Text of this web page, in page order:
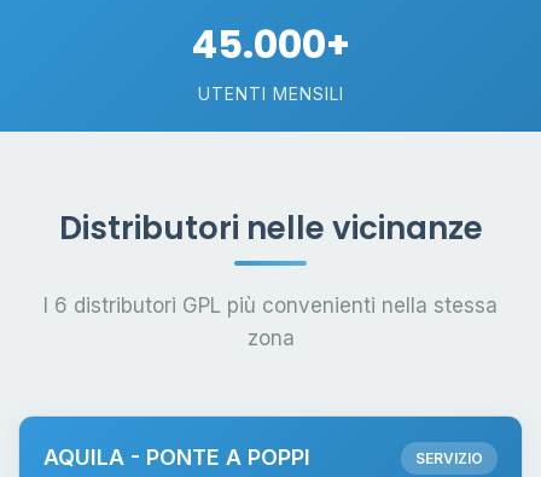
45.000+
UTENTI MENSILI
Distributori nelle vicinanze
I 6 distributori GPL più convenienti nella stessa
zona
AQUILA - PONTE A POPPI SERVIZIO